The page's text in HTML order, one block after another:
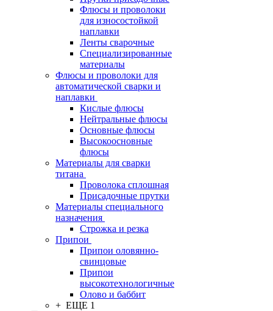
Флюсы и проволоки
для износостойкой
наплавки
Ленты сварочные
Специализированные
материалы
Флюсы и проволоки для
автоматической сварки и
наплавки
Кислые флюсы
Нейтральные флюсы
Основные флюсы
Высокоосновные
флюсы
Материалы для сварки
титана
Проволока сплошная
Присадочные прутки
Материалы специального
назначения
Строжка и резка
Припои
Припои оловянно-
свинцовые
Припои
высокотехнологичные
Олово и баббит
+ ЕЩЕ 1